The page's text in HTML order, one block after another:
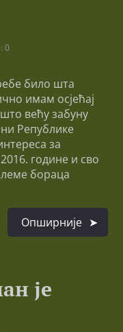
0
било шта
имам осјећај
већу забуну
Републике
за
године и сво
бораца
Опширније
је